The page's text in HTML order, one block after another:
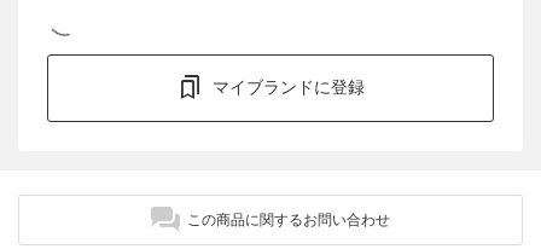
マイブランドに登録
この商品に関するお問い合わせ